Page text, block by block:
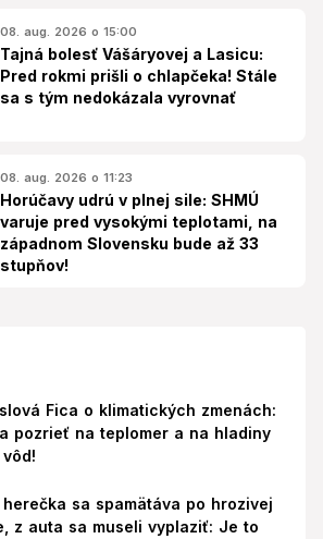
08. aug. 2026 o 15:00
Tajná bolesť Vášáryovej a Lasicu:
Pred rokmi prišli o chlapčeka! Stále
sa s tým nedokázala vyrovnať
08. aug. 2026 o 11:23
Horúčavy udrú v plnej sile: SHMÚ
varuje pred vysokými teplotami, na
západnom Slovensku bude až 33
stupňov!
Fica o klimatických zmenách:
pozrieť na teplomer a na hladiny
herečka sa spamätáva po hrozivej
z auta sa museli vyplaziť: Je to